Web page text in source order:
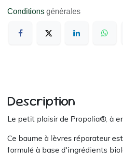
Conditions générales
Description
Le petit plaisir de Propolia®, à
Ce baume à lèvres réparateur
formulé à base d'ingrédients